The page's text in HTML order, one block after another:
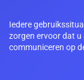
Iedere
zorgen ervoor dat
communiceren op